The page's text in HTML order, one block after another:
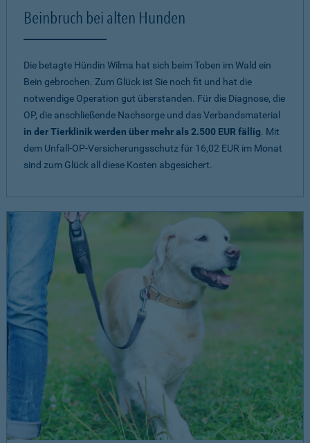
Beinbruch bei alten Hunden
Die betagte Hündin Wilma hat sich beim Toben im Wald ein
Bein gebrochen. Zum Glück ist Sie noch fit und hat die
notwendige Operation gut überstanden. Für die Diagnose, die
OP, die anschließende Nachsorge und das Verbandsmaterial
in der Tierklinik werden über mehr als 2.500 EUR fällig. Mit
dem Unfall-OP-Versicherungsschutz für 16,02 EUR im Monat
sind zum Glück all diese Kosten abgesichert.